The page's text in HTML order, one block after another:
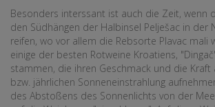
Besonders interssant ist auch die Zeit, wenn
den Südhängen der Halbinsel Pelješac in der
reifen, wo vor allem die Rebsorte Plavac mali
einige der besten Rotweine Kroatiens,
stammen, die ihren Geschmack und die Kraft
bzw. jährlichen Sonneneinstrahlung
des Abstoßens des Sonnenlichts von der